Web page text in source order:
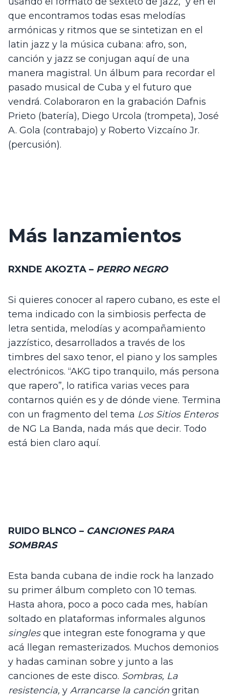
que encontramos todas esas melodías
armónicas y ritmos que se sintetizan en el
latin jazz y la música cubana: afro, son,
canción y jazz se conjugan aquí de una
manera magistral. Un álbum para recordar el
pasado musical de Cuba y el futuro que
vendrá. Colaboraron en la grabación Dafnis
Prieto (batería), Diego Urcola (trompeta), José
A. Gola (contrabajo) y Roberto Vizcaíno Jr.
(percusión).
Más lanzamientos
RXNDE AKOZTA – PERRO NEGRO
Si quieres conocer al rapero cubano, es este el
tema indicado con la simbiosis perfecta de
letra sentida, melodías y acompañamiento
jazzístico, desarrollados a través de los
timbres del saxo tenor, el piano y los samples
electrónicos. “AKG tipo tranquilo, más persona
que rapero”, lo ratifica varias veces para
contarnos quién es y de dónde viene. Termina
con un fragmento del tema Los Sitios Enteros
de NG La Banda, nada más que decir. Todo
está bien claro aquí.
RUIDO BLNCO – CANCIONES PARA
SOMBRAS
Esta banda cubana de indie rock ha lanzado
su primer álbum completo con 10 temas.
Hasta ahora, poco a poco cada mes, habían
singles que integran este fonograma y que
acá llegan remasterizados. Muchos demonios
y hadas caminan sobre y junto a las
canciones de este disco. Sombras, La
resistencia, y Arrancarse la canción gritan